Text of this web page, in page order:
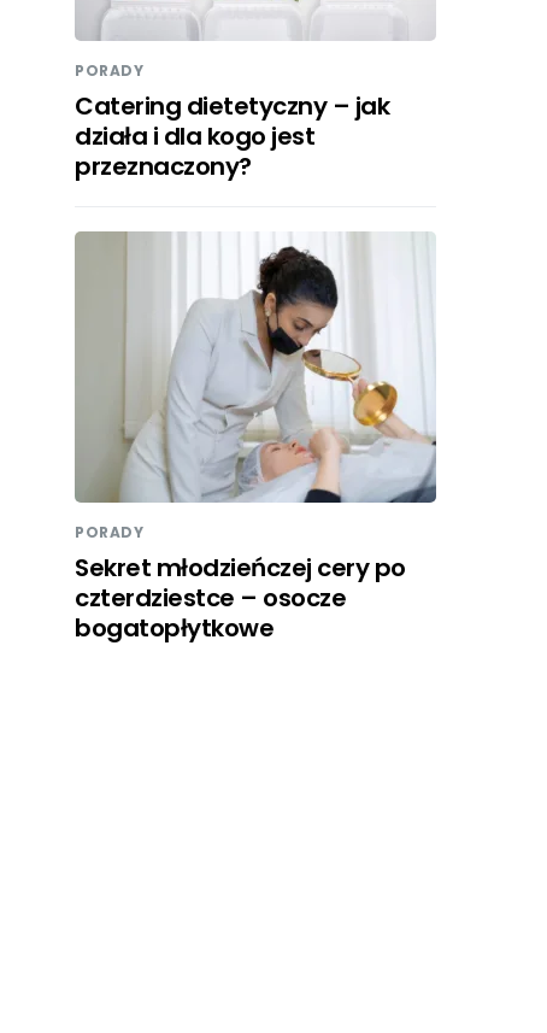
PORADY
Catering dietetyczny – jak
działa i dla kogo jest
przeznaczony?
PORADY
Sekret młodzieńczej cery po
czterdziestce – osocze
bogatopłytkowe